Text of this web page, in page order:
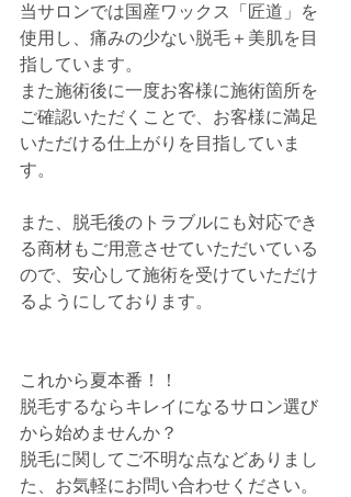
当サロンでは国産ワックス「匠道」を
使用し、痛みの少ない脱毛＋美肌を目
指しています。
また施術後に一度お客様に施術箇所を
ご確認いただくことで、お客様に満足
いただける仕上がりを目指していま
す。
また、脱毛後のトラブルにも対応でき
る商材もご用意させていただいている
ので、安心して施術を受けていただけ
るようにしております。
これから夏本番！！
脱毛するならキレイになるサロン選び
から始めませんか？
脱毛に関してご不明な点などありまし
た、お気軽にお問い合わせください。